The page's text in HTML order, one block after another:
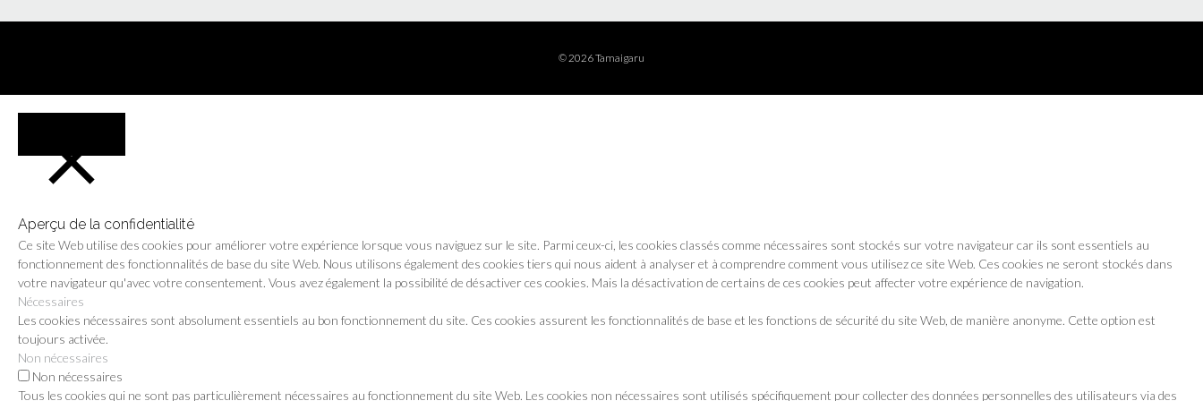
© 2026 Tamaigaru
Aperçu de la confidentialité
Ce site Web utilise des cookies pour améliorer votre expérience lorsque vous naviguez sur le site. Parmi ceux-ci, les cookies classés comme nécessaires sont stockés sur votre navigateur car ils sont essentiels au
fonctionnement des fonctionnalités de base du site Web. Nous utilisons également des cookies tiers qui nous aident à analyser et à comprendre comment vous utilisez ce site Web. Ces cookies ne seront stockés dans
votre navigateur qu'avec votre consentement. Vous avez également la possibilité de désactiver ces cookies. Mais la désactivation de certains de ces cookies peut affecter votre expérience de navigation.
Nécessaires
Les cookies nécessaires sont absolument essentiels au bon fonctionnement du site. Ces cookies assurent les fonctionnalités de base et les fonctions de sécurité du site Web, de manière anonyme. Cette option est
toujours activée.
Non nécessaires
Non nécessaires
Tous les cookies qui ne sont pas particulièrement nécessaires au fonctionnement du site Web. Les cookies non nécessaires sont utilisés spécifiquement pour collecter des données personnelles des utilisateurs via des